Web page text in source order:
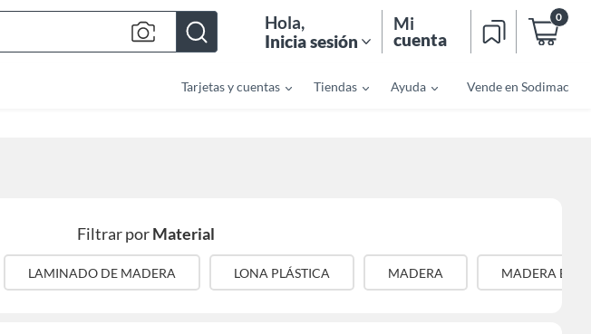
Hola,
Inicia sesión
Mi
cuenta
0
Tarjetas y cuentas Tiendas Ayuda Vende en Sodimac
Filtrar porMaterial
LAMINADO DE MADERA LONA PLÁSTICA MADERA MADERA